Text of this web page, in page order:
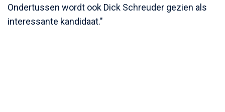
Ondertussen wordt ook Dick Schreuder gezien als
interessante kandidaat."